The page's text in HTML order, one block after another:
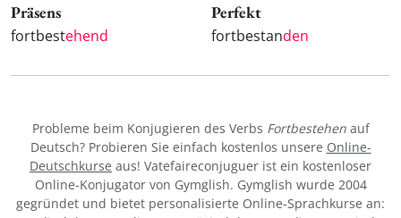
Präsens
fortbestehend
Perfekt
fortbestanden
Probleme beim Konjugieren des Verbs Fortbestehenauf
Deutsch? Probieren Sie einfach kostenlos unsere Online-
Deutschkurse aus! Vatefaireconjuguer ist ein kostenloser
Online-Konjugator von Gymglish. Gymglish wurde 2004
gegründet und bietet personalisierte Online-Sprachkurse an: